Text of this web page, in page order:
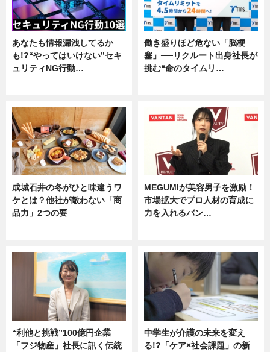
あなたも情報漏洩してるか
も!?“やってはいけない”セキ
ュリティNG行動…
働き盛りほど危ない「脳梗
塞」──リクルート出身社長が
挑む“命のタイムリ…
成城石井の冬がひと味違うワ
ケとは？他社が敵わない「商
品力」2つの要
MEGUMIが美容男子を激励！
市場拡大でプロ人材の育成に
力を入れるバン…
“利他と挑戦”100億円企業
「フジ物産」社長に訊く伝統
中学生が介護の未来を変え
る!?「ケア×社会課題」の新